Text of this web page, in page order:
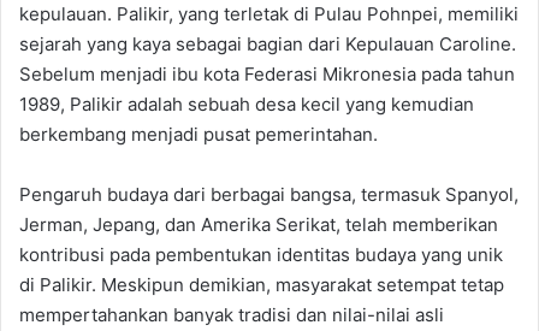
kepulauan. Palikir, yang terletak di Pulau Pohnpei, memiliki
sejarah yang kaya sebagai bagian dari Kepulauan Caroline.
Sebelum menjadi ibu kota Federasi Mikronesia pada tahun
1989, Palikir adalah sebuah desa kecil yang kemudian
berkembang menjadi pusat pemerintahan.
Pengaruh budaya dari berbagai bangsa, termasuk Spanyol,
Jerman, Jepang, dan Amerika Serikat, telah memberikan
kontribusi pada pembentukan identitas budaya yang unik
di Palikir. Meskipun demikian, masyarakat setempat tetap
mempertahankan banyak tradisi dan nilai-nilai asli